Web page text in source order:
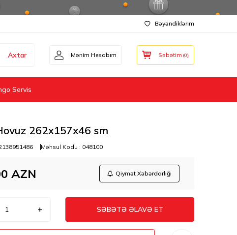
Bəyəndiklərim
Axtar Mənim Hesabım Səbətim (0)
Servis
262x157x46 sm
Məhsul Kodu : 048100
AZN Qiymət Xəbərdarlığı
SƏBƏTƏ ƏLAVƏ ET